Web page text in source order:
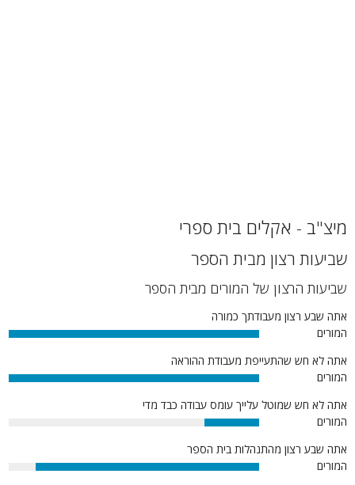
מיצ"ב - אקלים בית ספרי
שביעות רצון מבית הספר
שביעות הרצון של המורים מבית הספר
אתה שבע רצון מעבודתך כמורה
המורים
100%
אתה לא חש שהתעייפת מעבודת ההוראה
המורים
100%
אתה לא חש שמוטל עלייך עומס עבודה כבד מדי
המורים
22%
אתה שבע רצון מהתנהלות בית הספר
המורים
89%